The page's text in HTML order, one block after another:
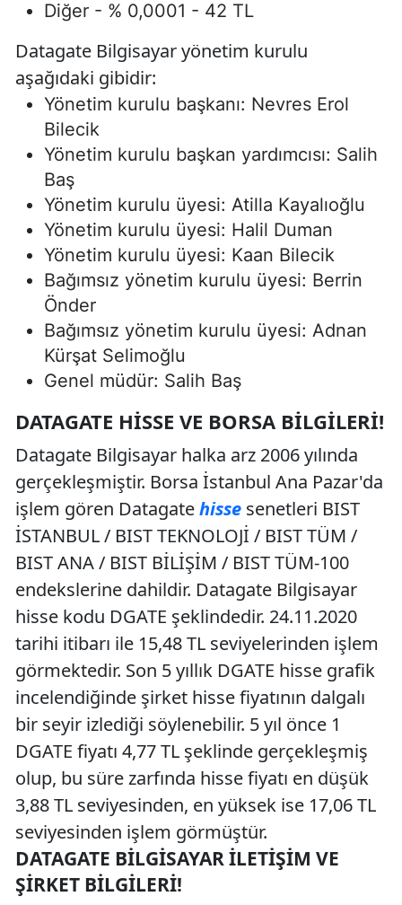
Diğer - % 0,0001 - 42 TL
Datagate Bilgisayar yönetim kurulu
aşağıdaki gibidir:
Yönetim kurulu başkanı: Nevres Erol
Bilecik
Yönetim kurulu başkan yardımcısı: Salih
Baş
Yönetim kurulu üyesi: Atilla Kayalıoğlu
Yönetim kurulu üyesi: Halil Duman
Yönetim kurulu üyesi: Kaan Bilecik
Bağımsız yönetim kurulu üyesi: Berrin
Önder
Bağımsız yönetim kurulu üyesi: Adnan
Kürşat Selimoğlu
Genel müdür: Salih Baş
DATAGATE HISSE VE BORSA BILGILERI!
Datagate Bilgisayar halka arz 2006 yılında
gerçekleşmiştir. Borsa İstanbul Ana Pazar'da
işlem gören Datagatehisse senetleri BIST
İSTANBUL / BIST TEKNOLOJİ / BIST TÜM /
BIST ANA / BIST BİLİŞİM / BIST TÜM-100
endekslerine dahildir. Datagate Bilgisayar
hisse kodu DGATE şeklindedir. 24.11.2020
tarihi itibarı ile 15,48 TL seviyelerinden işlem
görmektedir. Son 5 yıllık DGATE hisse grafik
incelendiğinde şirket hisse fiyatının dalgalı
bir seyir izlediği söylenebilir. 5 yıl önce 1
DGATE fiyatı 4,77 TL şeklinde gerçekleşmiş
olup, bu süre zarfında hisse fiyatı en düşük
3,88 TL seviyesinden, en yüksek ise 17,06 TL
seviyesinden işlem görmüştür.
DATAGATE BILGISAYAR İLETIŞIM VE
ŞIRKET BILGILERI!